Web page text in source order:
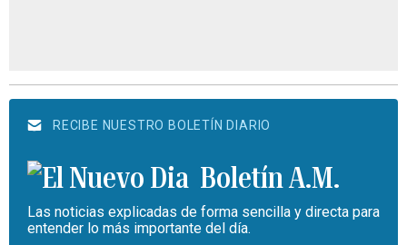
RECIBE NUESTRO BOLETÍN DIARIO
Boletín A.M.
Las noticias explicadas de forma sencilla y directa para
entender lo más importante del día.